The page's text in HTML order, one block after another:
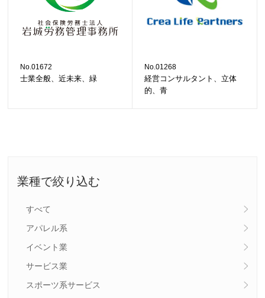
業種で絞り込む
すべて
アパレル系
イベント業
サービス業
スポーツ系サービス
No.01672
士業全般、近未来、緑
No.01268
経営コンサルタント、立体
的、青